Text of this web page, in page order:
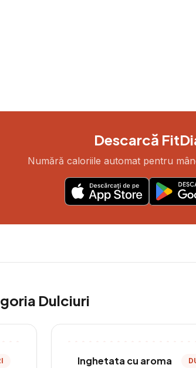
Descarcă
Numără caloriile automat pentru
Dulciuri
Inghetata cu aroma